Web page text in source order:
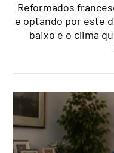
Reformados
e optando por este
baixo e o clima